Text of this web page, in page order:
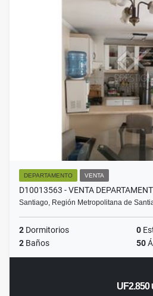
DEPARTAMENTO VENTA
D10013563 - VENTA
Santiago, Región Metropolitana de
2 Dormitorios 0
2 Baños 50
UF2.850